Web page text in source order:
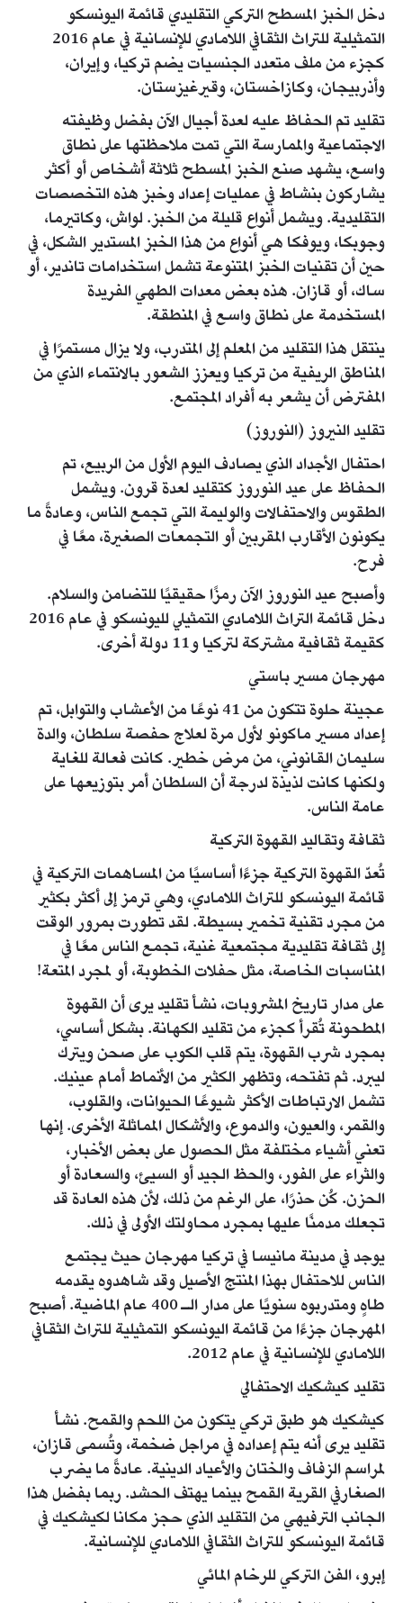
دخل الخبز المسطح التركي التقليدي قائمة اليونسكو
التمثيلية للتراث الثقافي اللامادي للإنسانية في عام 2016
كجزء من ملف متعدد الجنسيات يضم تركيا، وإيران،
وأذربيجان، وكازاخستان، وقيرغيزستان.
تقليد تم الحفاظ عليه لعدة أجيال الآن بفضل وظيفته
الاجتماعية والممارسة التي تمت ملاحظتها على نطاق
واسع، يشهد صنع الخبز المسطح ثلاثة أشخاص أو أكثر
يشاركون بنشاط في عمليات إعداد وخبز هذه التخصصات
التقليدية. ويشمل أنواع قليلة من الخبز. لواش، وكاتيرما،
وجوبكا، ويوفكا هي أنواع من هذا الخبز المستدير الشكل، في
حين أن تقنيات الخبز المتنوعة تشمل استخدامات تاندير، أو
ساك، أو قازان. هذه بعض معدات الطهي الفريدة
المستخدمة على نطاق واسع في المنطقة.
ينتقل هذا التقليد من المعلم إلى المتدرب، ولا يزال مستمرًا في
المناطق الريفية من تركيا ويعزز الشعور بالانتماء الذي من
المفترض أن يشعر به أفراد المجتمع.
تقليد النيروز (النوروز)
احتفال الأجداد الذي يصادف اليوم الأول من الربيع، تم
الحفاظ على عيد النوروز كتقليد لعدة قرون. ويشمل
الطقوس والاحتفالات والوليمة التي تجمع الناس، وعادةً ما
يكونون الأقارب المقربين أو التجمعات الصغيرة، معًا في
فرح.
وأصبح عيد النوروز الآن رمزًا حقيقيًا للتضامن والسلام.
دخل قائمة التراث اللامادي التمثيلي لليونسكو في عام 2016
كقيمة ثقافية مشتركة لتركيا و11 دولة أخرى.
مهرجان مسير باستي
عجينة حلوة تتكون من 41 نوعًا من الأعشاب والتوابل، تم
إعداد مسير ماكونو لأول مرة لعلاج حفصة سلطان، والدة
سليمان القانوني، من مرض خطير. كانت فعالة للغاية
ولكنها كانت لذيذة لدرجة أن السلطان أمر بتوزيعها على
عامة الناس.
ثقافة وتقاليد القهوة التركية
تُعدّ القهوة التركية جزءًا أساسيًا من المساهمات التركية في
قائمة اليونسكو للتراث اللامادي، وهي ترمز إلى أكثر بكثير
من مجرد تقنية تخمير بسيطة. لقد تطورت بمرور الوقت
إلى ثقافة تقليدية مجتمعية غنية، تجمع الناس معًا في
المناسبات الخاصة، مثل حفلات الخطوبة، أو لمجرد المتعة!
على مدار تاريخ المشروبات، نشأ تقليد يرى أن القهوة
المطحونة تُقرأ كجزء من تقليد الكهانة. بشكل أساسي،
بمجرد شرب القهوة، يتم قلب الكوب على صحن ويترك
ليبرد. ثم تفتحه، وتظهر الكثير من الأنماط أمام عينيك.
تشمل الارتباطات الأكثر شيوعًا الحيوانات، والقلوب،
والقمر، والعيون، والدموع، والأشكال المماثلة الأخرى. إنها
تعني أشياء مختلفة مثل الحصول على بعض الأخبار،
والثراء على الفور، والحظ الجيد أو السيئ، والسعادة أو
الحزن. كُن حذرًا، على الرغم من ذلك، لأن هذه العادة قد
تجعلك مدمنًا عليها بمجرد محاولتك الأولى في ذلك.
يوجد في مدينة مانيسا في تركيا مهرجان حيث يجتمع
الناس للاحتفال بهذا المنتج الأصيل وقد شاهدوه يقدمه
طاهٍ ومتدربوه سنويًا على مدار الـ 400 عام الماضية. أصبح
المهرجان جزءًا من قائمة اليونسكو التمثيلية للتراث الثقافي
اللامادي للإنسانية في عام 2012.
تقليد كيشكيك الاحتفالي
كيشكيك هو طبق تركي يتكون من اللحم والقمح. نشأ
تقليد يرى أنه يتم إعداده في مراجل ضخمة، وتُسمى قازان،
لمراسم الزفاف والختان والأعياد الدينية. عادةً ما يضرب
الصغارفي القرية القمح بينما يهتف الحشد. ربما بفضل هذا
الجانب الترفيهي من التقليد الذي حجز مكانا لكيشكيك في
قائمة اليونسكو للتراث الثقافي اللامادي للإنسانية.
إبرو، الفن التركي للرخام المائي